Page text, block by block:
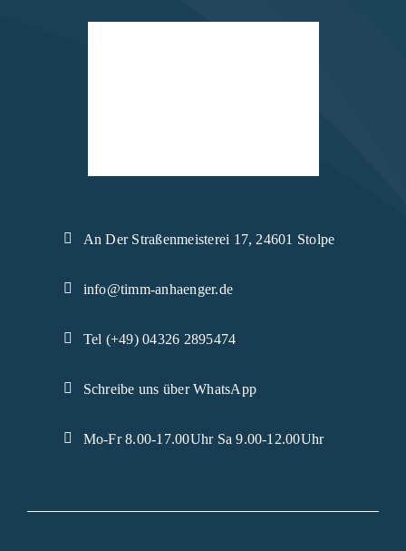
An Der Straßenmeisterei 17, 24601 Stolpe
info@timm-anhaenger.de
Tel (+49) 04326 2895474
Schreibe uns über WhatsApp
Mo-Fr 8.00-17.00Uhr Sa 9.00-12.00Uhr